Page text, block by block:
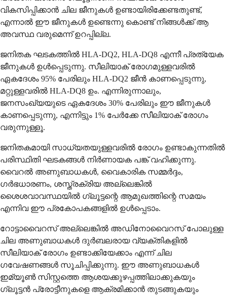
വികസിപ്പിക്കാന്‍ ചില ജീനുകള്‍ ഉണ്ടായിരിക്കേണ്ടതുണ്ട്,
എന്നാല്‍ ഈ ജീനുകള്‍ ഉണ്ടെന്നു കൊണ്ട് നിങ്ങള്‍ക്ക് ആ
അവസ്ഥ വരുമെന്ന് ഉറപ്പില്ല.
ജനിതക ഘടകത്തില്‍ HLA-DQ2, HLA-DQ8 എന്നീ പ്രത്യേക
ജീനുകള്‍ ഉള്‍പ്പെടുന്നു. സീലിയാക് രോഗമുള്ളവരില്‍
ഏകദേശം 95% പേരിലും HLA-DQ2 ജീന്‍ കാണപ്പെടുന്നു,
മറ്റുള്ളവരില്‍ HLA-DQ8 ഉം. എന്നിരുന്നാലും,
ജനസംഖ്യയുടെ ഏകദേശം 30% പേരിലും ഈ ജീനുകള്‍
കാണപ്പെടുന്നു, എന്നിട്ടും 1% പേര്‍ക്കേ സീലിയാക് രോഗം
വരുന്നുള്ളൂ.
ജനിതകമായി സാധ്യതയുള്ളവരില്‍ രോഗം ഉണ്ടാകുന്നതില്‍
പരിസ്ഥിതി ഘടകങ്ങള്‍ നിര്‍ണായക പങ്ക് വഹിക്കുന്നു.
വൈറല്‍ അണുബാധകള്‍, വൈകാരിക സമ്മര്‍ദ്ദം,
ഗര്‍ഭധാരണം, ശസ്ത്രക്രിയ അല്ലെങ്കില്‍
ശൈശവാവസ്ഥയില്‍ ഗ്ലൂട്ടന്റെ ആമുഖത്തിന്റെ സമയം
എന്നിവ ഈ പ്രകോപകങ്ങളില്‍ ഉള്‍പ്പെടാം.
റോട്ടാവൈറസ് അല്ലെങ്കില്‍ അഡിനോവൈറസ് പോലുള്ള
ചില അണുബാധകള്‍ ദുര്‍ബലരായ വ്യക്തികളില്‍
സീലിയാക് രോഗം ഉണ്ടാക്കിയേക്കാം എന്ന് ചില
ഗവേഷണങ്ങള്‍ സൂചിപ്പിക്കുന്നു. ഈ അണുബാധകള്‍
ഇമ്യൂണ്‍ സിസ്റ്റത്തെ ആശയക്കുഴപ്പത്തിലാക്കുകയും
ഗ്ലൂട്ടന്‍ പ്രോട്ടീനുകളെ ആക്രമിക്കാന്‍ തുടങ്ങുകയും